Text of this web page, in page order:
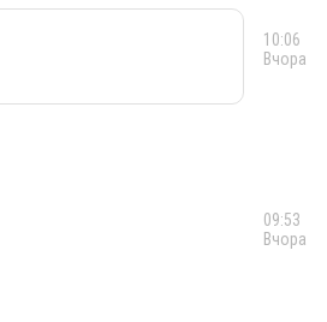
10:06
Вчора
09:53
Вчора